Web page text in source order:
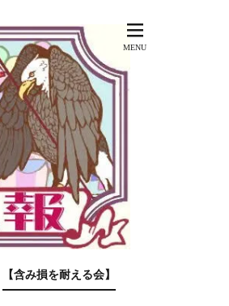
【含み損を耐える会】